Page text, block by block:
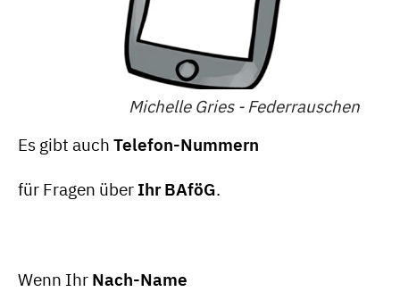
Michelle Gries - Federrauschen
Es gibt auch Telefon-Nummern
für Fragen über Ihr BAföG.
Wenn Ihr Nach-Name